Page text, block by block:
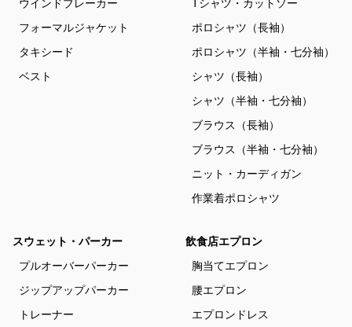
ウインドブレーカー
フォーマルジャケット
タキシード
ベスト
Tシャツ・カットソー
ポロシャツ（長袖）
ポロシャツ（半袖・七分袖）
シャツ（長袖）
シャツ（半袖・七分袖）
ブラウス（長袖）
ブラウス（半袖・七分袖）
ニット・カーディガン
作業着ポロシャツ
スウェット・パーカー
プルオーバーパーカー
ジップアップパーカー
トレーナー
飲食店エプロン
胸当てエプロン
腰エプロン
エプロンドレス